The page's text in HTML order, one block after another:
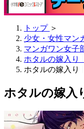
トップ ＞
少女・女性マン
マンガワン女子
ホタルの嫁入り
ホタルの嫁入り
ホタルの嫁入